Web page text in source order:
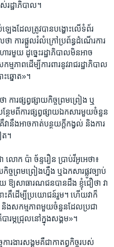
ដ្ឋាភិបាល។​
ឡេង​ដែល​ត្រូវ​បាន​បង្ហោះ​លើ​ទំព័រ​
ការ​ផ្តួល​រំលំ​ក្រៅ​ប្រព័ន្ធ​ដំណើរ​ការ​
ហារ​មួយ ​ដូច្នេះ​រដ្ឋាភិបាល​មិន​អាច​
ភាព​ដើម្បី​ការពារ​នូវ​រាជ​រដ្ឋាភិបាល​
ឆ្នោត»។​
ារ​ផ្សព្វ​ផ្សាយ​កិច្ច​ព្រម​ព្រៀង ​ឬ​
ន្ថែម​ពី​ការ​ផ្សព្វ​ផ្សាយ​ឯកសារ​មួយ​ចំនួន​
នឹង​អាច​កាត់​បន្ថយ​ក្តី​កង្វល់ ​និង​ការ​
។​
លោក​ ប៉ា ច័ន្ទរឿន ​ប្រាប់​វីអូអេ​ថា៖​
ច្ច​ព្រមព្រៀង​ហ្នឹង​ ឬ​ឯកសារ​ផ្លូវ​ច្បាប់​
ឱ្យ​សាធារណ​ជន​បាន​ដឹង​ ខ្ញុំ​ជឿ​ថា​ វា​
ះ​គឺ​ដើម្បី​ប្រយោជន៍​រួម។​ ហើយ​វា​ក៏​
ង​សកម្ម​ភាព​មួយ​ចំនួន​ដែល​ប្រជា​
ារម្ភ​ជ្រុល​នៅ​ក្នុង​សង្គម»។​
រ​ងារ​សង្គម​គឺ​ជា​កាតព្វ​កិច្ច​របស់​